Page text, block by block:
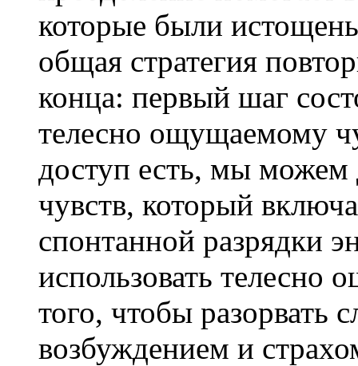
которые были
общая стратегия
конца: первый шаг
телесно ощущаемому
доступ есть, мы можем
чувств, который
спонтанной разрядки
использовать телесно
того, чтобы разорвать
возбуждением и